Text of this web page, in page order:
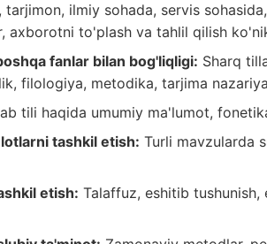
tarjimon, ilmiy sohada, servis
axborotni to'plash va tahlil qilish
fanlar bilan bog'liqligi: Sharq
filologiya, metodika, tarjima
tili haqida umumiy ma'lumot,
tashkil etish: Turli mavzularda
etish: Talaffuz, eshitib